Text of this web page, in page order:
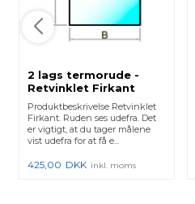
2 lags termorude -
Retvinklet Firkant
Produktbeskrivelse Retvinklet
Firkant. Ruden ses udefra. Det
er vigtigt, at du tager målene
vist udefra for at få e...
425,00 DKK inkl. moms